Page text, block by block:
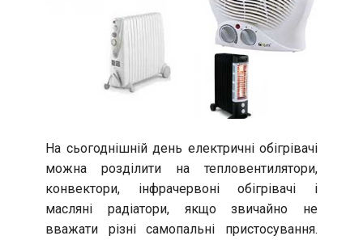
На сьогоднішній день електричні обігрівачі
можна розділити на тепловентилятори,
конвектори, інфрачервоні обігрівачі і
масляні радіатори, якщо звичайно не
вважати різні самопальні пристосування.